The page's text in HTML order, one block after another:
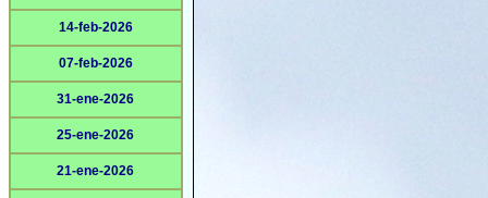
14-feb-2026
07-feb-2026
31-ene-2026
25-ene-2026
21-ene-2026